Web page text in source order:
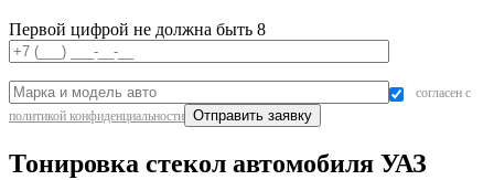
Первой цифрой не должна быть 8
согласен с
политикой конфиденциальности
Тонировка стекол автомобиля УАЗ